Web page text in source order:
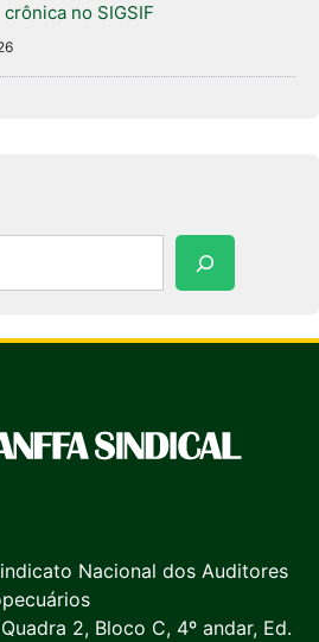
no SIGSIF
Nacional dos Auditores
2, Bloco C, 4º andar, Ed.